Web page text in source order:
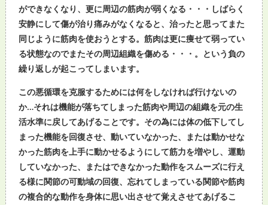
ができなくなり、更に周辺の筋肉が弱くなる・・・しばらく
安静にして傷が治り痛みがなくなると、治ったと思ってまた
同じように筋肉を使おうとする。筋肉は更に痩せて弱ってい
る状態なのでまたその周辺組織を傷める・・・。という負の
繰り返しが起こってしまいます。
この悪循環を克服するためには何をしなければ行けないの
か…それは機能が落ちてしまった筋肉や周辺の組織を元の生
活水準に戻してあげることです。その為には体の低下してし
まった機能を回復させ、動いていなかった、または動かせな
かった筋肉を上手に動かせるようにして筋力を増やし、運動
していなかった、またはできなかった動作をスムーズに行え
る様に関節の可動域の回復、忘れてしまっている関節や筋肉
の複合的な動作を身体に思い出させて覚えさせてあげるこ